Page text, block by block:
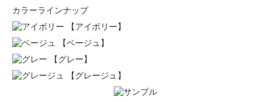
カラーラインナップ
【アイボリー】
【ベージュ】
【グレー】
【グレージュ】